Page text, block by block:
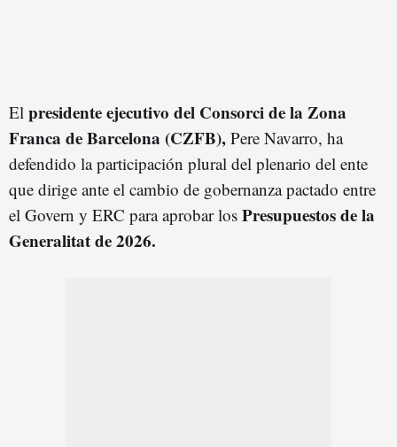
El presidente ejecutivo del Consorci de la Zona
Franca de Barcelona (CZFB), Pere Navarro, ha
defendido la participación plural del plenario del ente
que dirige ante el cambio de gobernanza pactado entre
el Govern y ERC para aprobar los Presupuestos de la
Generalitat de 2026.